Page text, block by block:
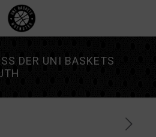
DER UNI BASKETS